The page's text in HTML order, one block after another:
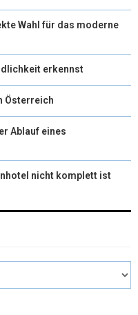
Wahl für das moderne
erkennst
Österreich
Ablauf eines
nicht komplett ist